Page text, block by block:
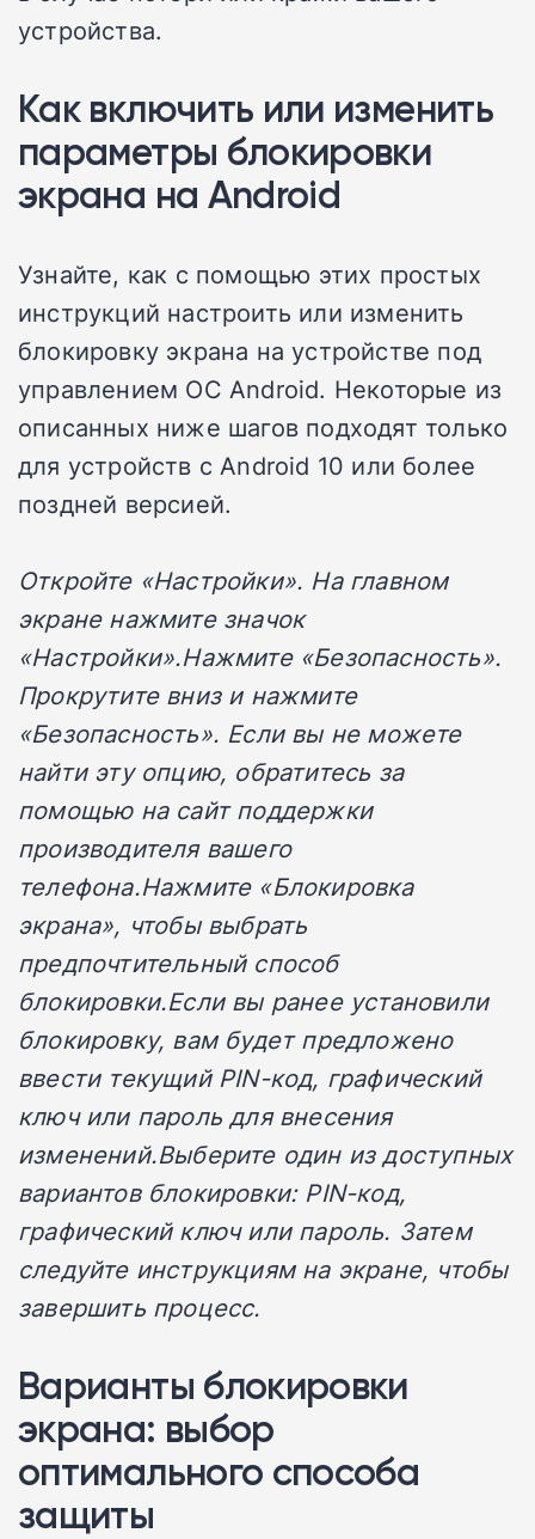
устройства.
Как включить или изменить
параметры блокировки
экрана на Android
Узнайте, как с помощью этих простых
инструкций настроить или изменить
блокировку экрана на устройстве под
управлением ОС Android. Некоторые из
описанных ниже шагов подходят только
для устройств с Android 10 или более
поздней версией.
Откройте «Настройки». На главном
экране нажмите значок
«Настройки».Нажмите «Безопасность».
Прокрутите вниз и нажмите
«Безопасность». Если вы не можете
найти эту опцию, обратитесь за
помощью на сайт поддержки
производителя вашего
телефона.Нажмите «Блокировка
экрана», чтобы выбрать
предпочтительный способ
блокировки.Если вы ранее установили
блокировку, вам будет предложено
ввести текущий PIN-код, графический
ключ или пароль для внесения
изменений.Выберите один из доступных
вариантов блокировки: PIN-код,
графический ключ или пароль. Затем
следуйте инструкциям на экране, чтобы
завершить процесс.
Варианты блокировки
экрана: выбор
оптимального способа
защиты